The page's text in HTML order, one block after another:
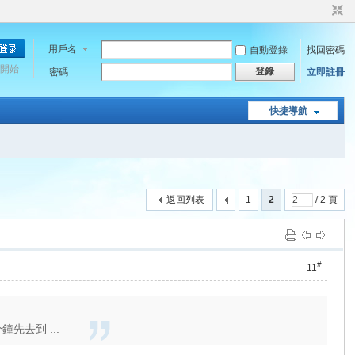
用戶名 自動登錄
找回密碼
密碼
登錄 立即註冊
始
快捷導航
1 2 / 2 頁
返回列表
11#
先去到 ...